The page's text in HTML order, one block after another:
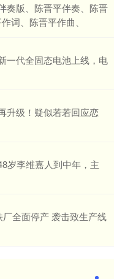
奏版、陈晋平伴奏、陈晋
词、陈晋平作曲、
一代全固态电池上线，电
升级！疑似若若回应恋
岁李维嘉人到中年，主
全面停产 袭击致生产线